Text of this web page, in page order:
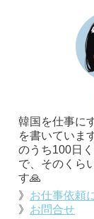
韓国を仕事に
を書いていま
のうち100日
で、そのくら
す🙏
》 お仕事依頼
》 お問合せ